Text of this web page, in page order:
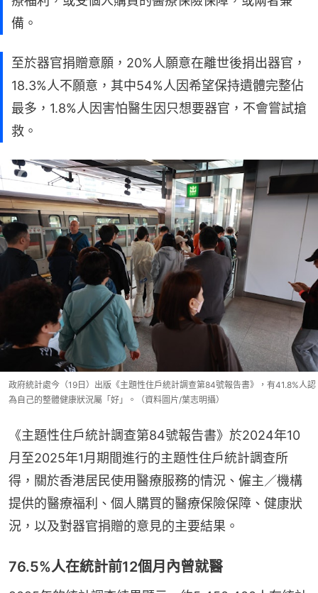
備。
至於器官捐贈意願，20%人願意在離世後捐出器官，
18.3%人不願意，其中54%人因希望保持遺體完整佔
最多，1.8%人因害怕醫生因只想要器官，不會嘗試搶
救。
政府統計處今（19日）出版《主題性住戶統計調查第84號報告書》，有41.8%人認
為自己的整體健康狀況屬「好」。（資料圖片/葉志明攝）
《主題性住戶統計調查第84號報告書》於2024年10
月至2025年1月期間進行的主題性住戶統計調查所
得，關於香港居民使用醫療服務的情況、僱主／機構
提供的醫療福利、個人購買的醫療保險保障、健康狀
況，以及對器官捐贈的意見的主要結果。
76.5%人在統計前12個月內曾就醫